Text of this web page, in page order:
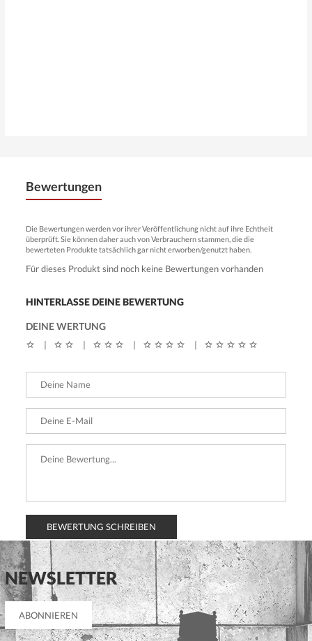
Bewertungen
Die Bewertungen werden vor ihrer Veröffentlichung nicht auf ihre Echtheit
überprüft. Sie können daher auch von Verbrauchern stammen, die die
bewerteten Produkte tatsächlich gar nicht erworben/genutzt haben.
Für dieses Produkt sind noch keine Bewertungen vorhanden
HINTERLASSE DEINE BEWERTUNG
DEINE WERTUNG
| | | |
BEWERTUNG SCHREIBEN
NEWSLETTER